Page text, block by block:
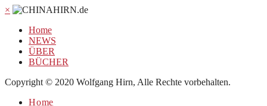
×
Home
NEWS
ÜBER
BÜCHER
Copyright © 2020 Wolfgang Hirn, Alle Rechte vorbehalten.
Home